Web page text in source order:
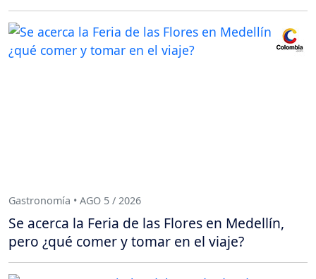
Gastronomía • AGO 5 / 2026
Se acerca la Feria de las Flores en Medellín,
pero ¿qué comer y tomar en el viaje?